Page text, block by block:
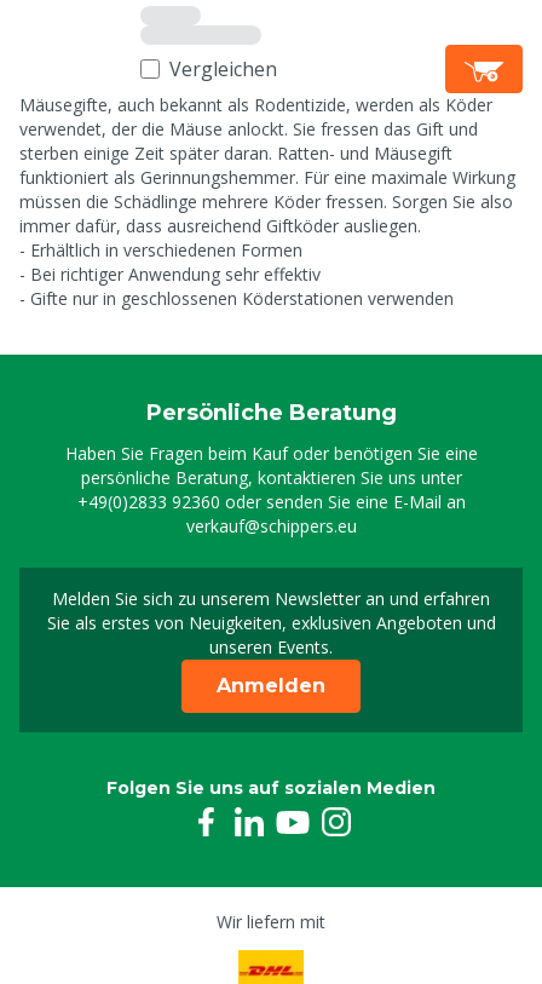
Vergleichen
Mäusegifte, auch bekannt als Rodentizide, werden als Köder
verwendet, der die Mäuse anlockt. Sie fressen das Gift und
sterben einige Zeit später daran. Ratten- und Mäusegift
funktioniert als Gerinnungshemmer. Für eine maximale Wirkung
müssen die Schädlinge mehrere Köder fressen. Sorgen Sie also
immer dafür, dass ausreichend Giftköder ausliegen.
- Erhältlich in verschiedenen Formen
- Bei richtiger Anwendung sehr effektiv
- Gifte nur in geschlossenen Köderstationen verwenden
Persönliche Beratung
Haben Sie Fragen beim Kauf oder benötigen Sie eine
persönliche Beratung, kontaktieren Sie uns unter
+49(0)2833 92360 oder senden Sie eine E-Mail an
verkauf@schippers.eu
Melden Sie sich zu unserem Newsletter an und erfahren
Sie als erstes von Neuigkeiten, exklusiven Angeboten und
unseren Events.
Melden Sie sich für
Anmelden
Folgen Sie uns auf sozialen Medien
Wir liefern mit